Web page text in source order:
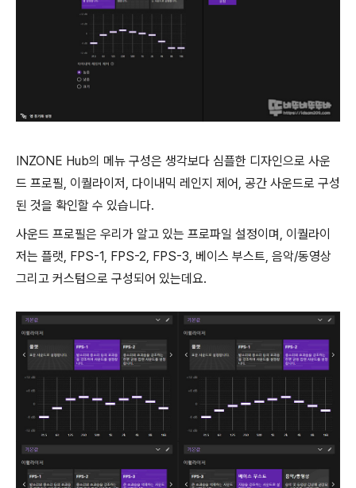
INZONE Hub의 메뉴 구성은 생각보다 심플한 디자인으로 사운
드 프로필, 이퀄라이저, 다이내믹 레인지 제어, 공간 사운드로 구성
된 것을 확인할 수 있습니다.
사운드 프로필은 우리가 알고 있는 프로파일 설정이며, 이퀄라이
저는 플랫, FPS-1, FPS-2, FPS-3, 베이스 부스트, 음악/동영상
그리고 커스텀으로 구성되어 있는데요.